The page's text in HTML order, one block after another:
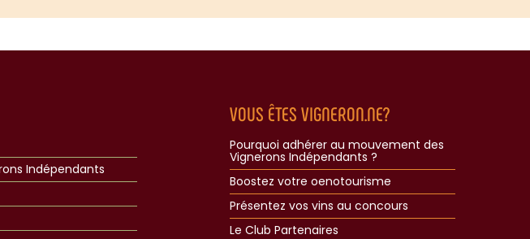
Indépendants
VOUS ÊTES VIGNERON.NE?
Pourquoi adhérer au mouvement des
Vignerons Indépendants ?
Boostez votre oenotourisme
Présentez vos vins au concours
Le Club Partenaires